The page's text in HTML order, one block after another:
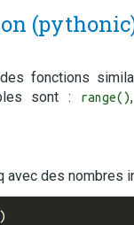
fonctions
sont :
range()
avec des nombres
)